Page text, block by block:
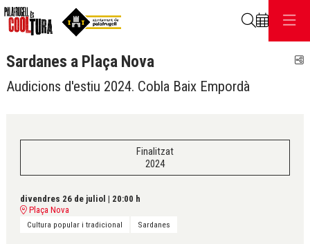
Sardanes a Plaça Nova
Audicions d'estiu 2024. Cobla Baix Empordà
Finalitzat
2024
divendres 26 de juliol | 20:00 h
Plaça Nova
Cultura popular i tradicional Sardanes